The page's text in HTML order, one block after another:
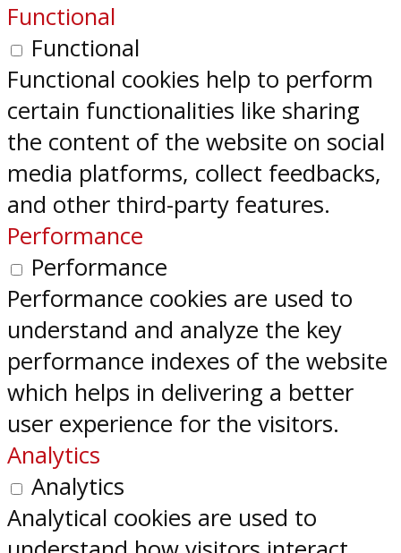
Functional
Functional
Functional cookies help to perform
certain functionalities like sharing
the content of the website on social
media platforms, collect feedbacks,
and other third-party features.
Performance
Performance
Performance cookies are used to
understand and analyze the key
performance indexes of the website
which helps in delivering a better
user experience for the visitors.
Analytics
Analytics
Analytical cookies are used to